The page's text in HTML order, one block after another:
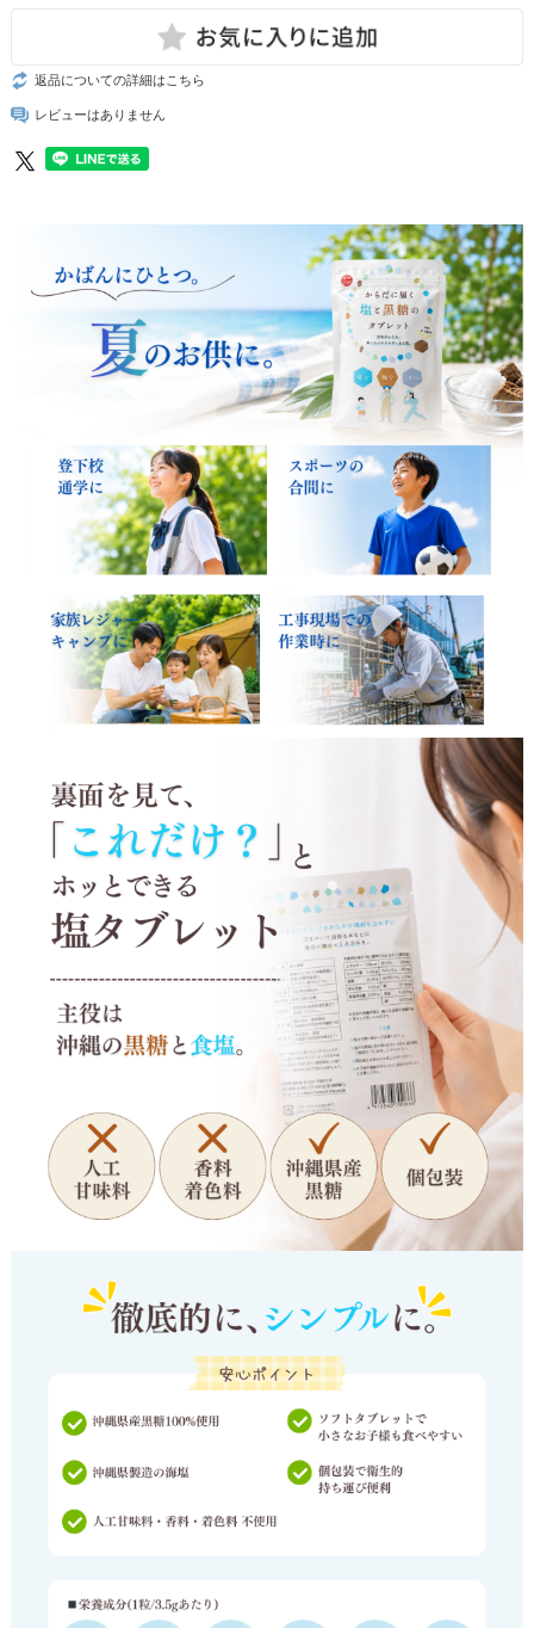
返品についての詳細はこちら
レビューはありません